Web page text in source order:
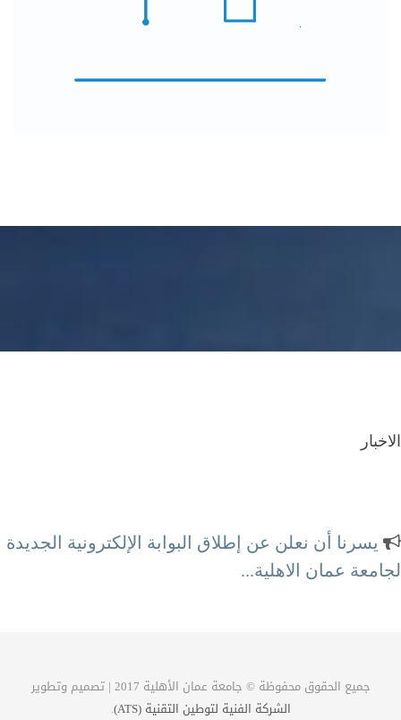
الاخبار
يسرنا أن نعلن عن إطلاق البوابة الإلكترونية الجديدة
لجامعة عمان الاهلية...
جميع الحقوق محفوظة © جامعة عمان الأهلية 2017 | تصميم وتطوير
الشركة الفنية لتوطين التقنية (ATS)
.